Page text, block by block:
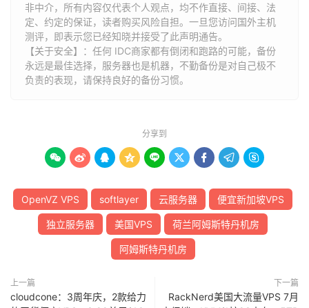
非中介，所有内容仅代表个人观点，均不作直接、间接、法
定、约定的保证，读者购买风险自担。一旦您访问国外主机
测评，即表示您已经知晓并接受了此声明通告。
【关于安全】：任何 IDC商家都有倒闭和跑路的可能，备份
永远是最佳选择，服务器也是机器，不勤备份是对自己极不
负责的表现，请保持良好的备份习惯。
分享到
        
OpenVZ VPS softlayer 云服务器 便宜新加坡VPS
独立服务器 美国VPS 荷兰阿姆斯特丹机房
阿姆斯特丹机房
上一篇
cloudcone：3周年庆，2款给力
下一篇
RackNerd美国大流量VPS 7月